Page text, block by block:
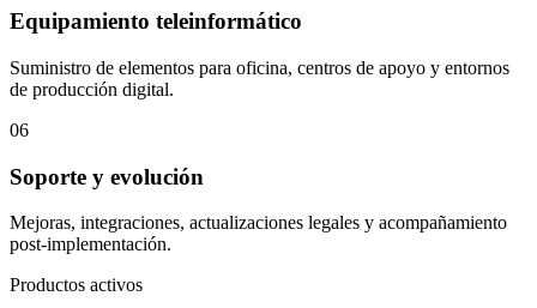
Equipamiento teleinformático
Suministro de elementos para oficina, centros de apoyo y entornos
de producción digital.
06
Soporte y evolución
Mejoras, integraciones, actualizaciones legales y acompañamiento
post-implementación.
Productos activos